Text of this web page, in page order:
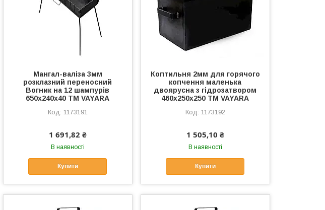
Мангал-валiза 3мм
розклазний переносний
Вогник на 12 шампурів
650х240х40 ТМ VAYARA
1173191
1 691,82 ₴
В наявності
Купити
Коптильня 2мм для горячого
копчення маленька
двоярусна з гідрозатвором
460х250х250 ТМ VAYARA
1173192
1 505,10 ₴
В наявності
Купити